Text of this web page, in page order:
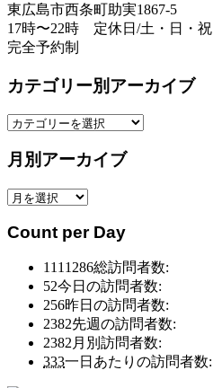
東広島市西条町助実1867-5
17時〜22時 定休日/土・日・祝
完全予約制
カテゴリー別アーカイブ
カ
ゴ
ー
ア
月別アーカイブ
月
ア
Count per Day
1111286総訪問者数:
52今日の訪問者数:
256昨日の訪問者数:
2382先週の訪問者数:
2382 月別訪問者数:
333一日あたりの訪問者数: